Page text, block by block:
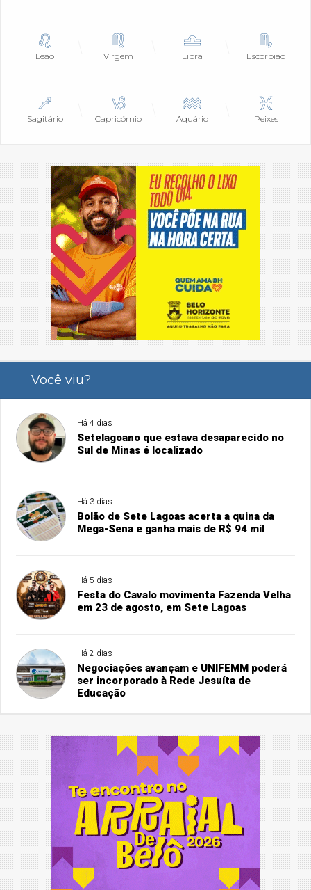
Leão Virgem Libra Escorpião
Sagitário Capricórnio Aquário Peixes
Você viu?
Há 4 dias
Setelagoano que estava desaparecido no
Sul de Minas é localizado
Há 3 dias
Bolão de Sete Lagoas acerta a quina da
Mega-Sena e ganha mais de R$ 94 mil
Há 5 dias
Festa do Cavalo movimenta Fazenda Velha
em 23 de agosto, em Sete Lagoas
Há 2 dias
Negociações avançam e UNIFEMM poderá
ser incorporado à Rede Jesuíta de
Educação